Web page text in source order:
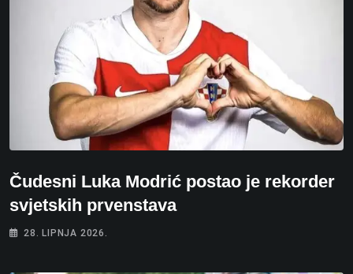
Čudesni Luka Modrić postao je rekorder
svjetskih prvenstava
28. LIPNJA 2026.